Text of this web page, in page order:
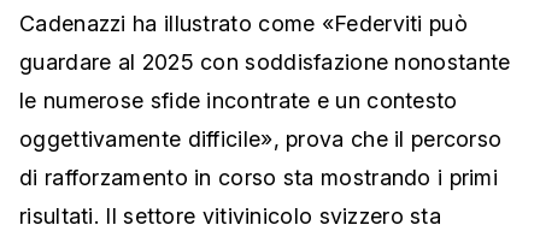
Cadenazzi ha illustrato come «Federviti può
guardare al 2025 con soddisfazione nonostante
le numerose sfide incontrate e un contesto
oggettivamente difficile», prova che il percorso
di rafforzamento in corso sta mostrando i primi
risultati. Il settore vitivinicolo svizzero sta